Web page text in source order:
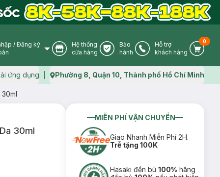
User Icon
/ Đăng ký
Store Icon
Hệ thống
cửa hàng
Warranty Icon
Bảo
hành
Phone Icon
Hỗ trợ
khách hàng
Cart
0
ứng dụng Map icon
Phường 8, Quận 10, Thành phố Hồ Chí Minh
30ml
MIỄN PHÍ VẬN CHUYỂN
Giao Nhanh Miễn Phí 2H.
Trễ tặng 100K
Hasaki đền bù100% hãng